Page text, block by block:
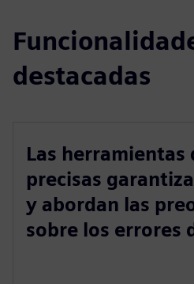
destacadas
Las herramientas
precisas
y abordan las
sobre los errores